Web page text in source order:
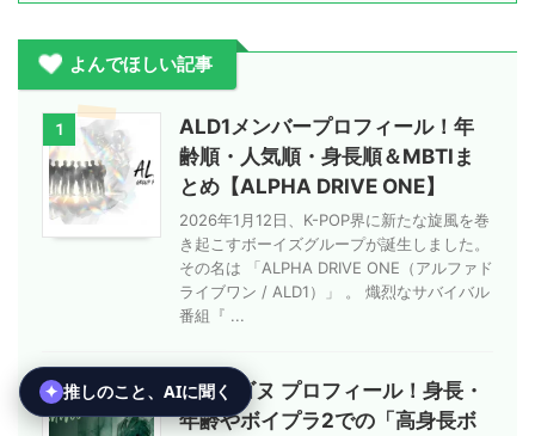
よんでほしい記事
1
ALD1メンバープロフィール！年
齢順・人気順・身長順＆MBTIま
とめ【ALPHA DRIVE ONE】
2026年1月12日、K-POP界に新たな旋風を巻
き起こすボーイズグループが誕生しました。
その名は 「ALPHA DRIVE ONE（アルファド
ライブワン / ALD1）」 。 熾烈なサバイバル
番組『 ...
2
ALD1 ゴヌ プロフィール！身長・
年齢やボイプラ2での「高身長ボ